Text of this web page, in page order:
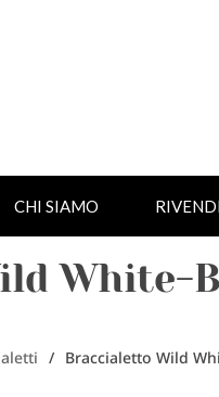
CHI SIAMO
White-
/ Braccialetto Wild